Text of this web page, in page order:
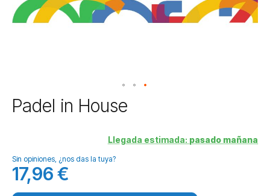
Saltar
al
galería
de
imágenes
Padel in House
Llegada estimada: pasado mañana
Sin opiniones, ¿nos das la tuya?
17,96 €